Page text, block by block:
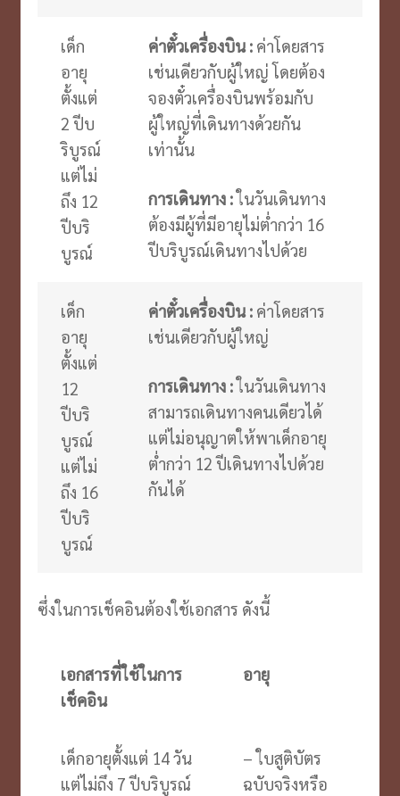
เด็ก
อายุ
ตั้งแต่
2 ปีบ
ริบูรณ์
แต่ไม่
ถึง 12
ปีบริ
บูรณ์
ค่าตั๋วเครื่องบิน :ค่าโดยสาร
เช่นเดียวกับผู้ใหญ่ โดยต้อง
จองตั๋วเครื่องบินพร้อมกับ
ผู้ใหญ่ที่เดินทางด้วยกัน
เท่านั้น
การเดินทาง :ในวันเดินทาง
ต้องมีผู้ที่มีอายุไม่ต่ำกว่า 16
ปีบริบูรณ์เดินทางไปด้วย
เด็ก
อายุ
ตั้งแต่
12
ปีบริ
บูรณ์
แต่ไม่
ถึง 16
ปีบริ
บูรณ์
ค่าตั๋วเครื่องบิน :ค่าโดยสาร
เช่นเดียวกับผู้ใหญ่
การเดินทาง :ในวันเดินทาง
สามารถเดินทางคนเดียวได้
แต่ไม่อนุญาตให้พาเด็กอายุ
ต่ำกว่า 12 ปีเดินทางไปด้วย
กันได้
ซึ่งในการเช็คอินต้องใช้เอกสาร ดังนี้
เอกสารที่ใช้ในการ
เช็คอิน
อายุ
เด็กอายุตั้งแต่ 14 วัน
แต่ไม่ถึง 7 ปีบริบูรณ์
– ใบสูติบัตร
ฉบับจริงหรือ